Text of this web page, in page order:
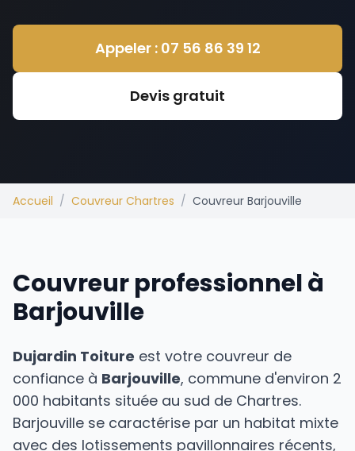
Appeler : 07 56 86 39 12
Devis gratuit
Accueil / Couvreur Chartres / Couvreur Barjouville
Couvreur professionnel à
Barjouville
Dujardin Toiture est votre couvreur de
confiance à Barjouville, commune d'environ 2
000 habitants située au sud de Chartres.
Barjouville se caractérise par un habitat mixte
avec des lotissements pavillonnaires récents,